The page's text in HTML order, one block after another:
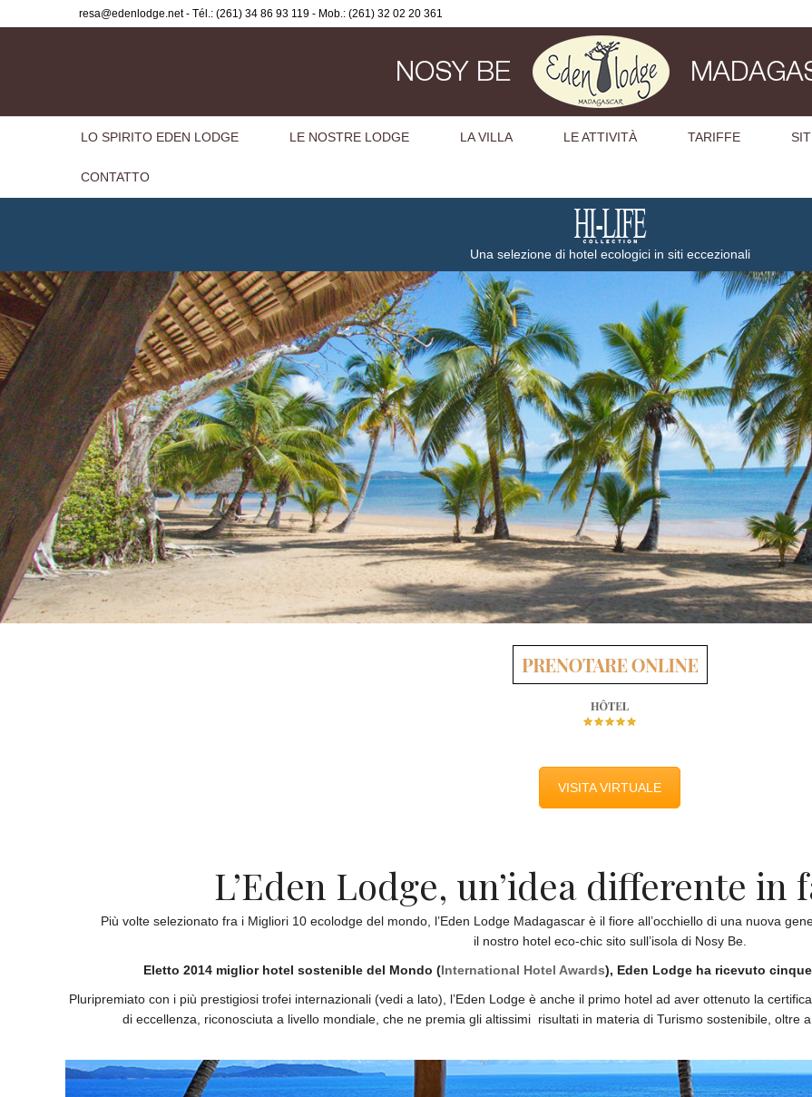
resa@edenlodge.net- Tél.: (261) 34 86 93 119 - Mob.: (261) 32 02 20 361
LO SPIRITO EDEN LODGE LE NOSTRE LODGE LA VILLA LE ATTIVITÀ TARIFFE
CONTATTO
Una selezione di hotel ecologici in siti eccezionali
VISITA VIRTUALE
L’Eden Lodge, un’idea differente in
Più volte selezionato fra i Migliori 10 ecolodge del mondo, l’Eden Lodge Madagascar è il fiore all’occhiello di una nuova
il nostro hotel eco-chic sito sull’isola di Nosy Be.
Eletto 2014 miglior hotel sostenible del Mondo (International Hotel Awards), Eden Lodge ha ricevuto
Pluripremiato con i più prestigiosi trofei internazionali (vedi a lato), l’Eden Lodge è anche il primo hotel ad aver ottenuto la
di eccellenza, riconosciuta a livello mondiale, che ne premia gli altissimi risultati in materia di Turismo sostenibile, oltre